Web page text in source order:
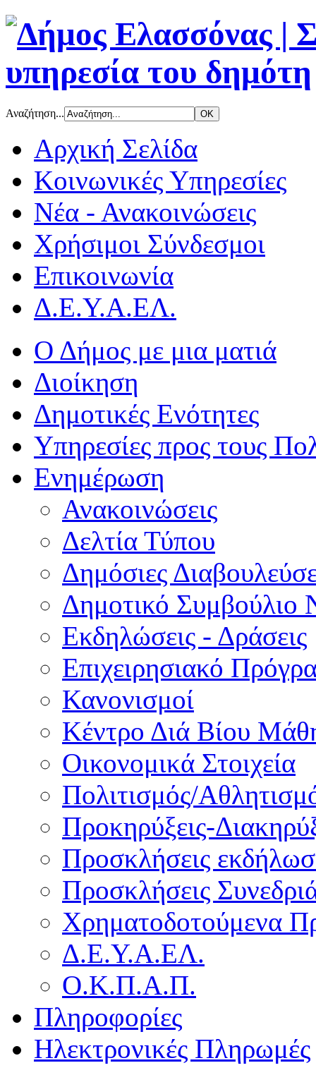
Αναζήτηση...
Αρχική Σελίδα
Κοινωνικές Υπηρεσίες
Νέα - Ανακοινώσεις
Χρήσιμοι Σύνδεσμοι
Επικοινωνία
Δ.Ε.Υ.Α.ΕΛ.
Ο Δήμος με μια ματιά
Διοίκηση
Δημοτικές Ενότητες
Υπηρεσίες προς τους
Ενημέρωση
Ανακοινώσεις
Δελτία Τύπου
Δημόσιες
Δημοτικό Συμβούλιο
Εκδηλώσεις - Δράσεις
Επιχειρησιακό
Κανονισμοί
Κέντρο Διά Βίου
Οικονομικά Στοιχεία
Πολιτισμός/
Προκηρύξεις-
Προσκλήσεις
Προσκλήσεις
Χρηματοδοτούμενα
Δ.Ε.Υ.Α.ΕΛ.
Ο.Κ.Π.Α.Π.
Πληροφορίες
Ηλεκτρονικές Πληρωμές